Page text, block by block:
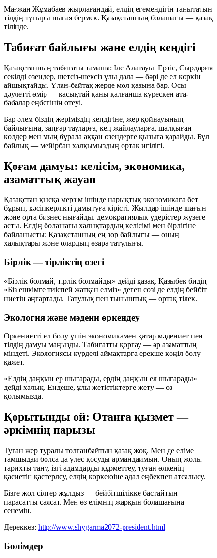
Мағжан Жұмабаев жырлағандай, елдің егемендігін танытатын
тілдің тұғыры нығая бермек. Қазақстанның болашағы — қазақ
тілінде.
Табиғат байлығы және елдің кеңдігі
Қазақстанның табиғаты тамаша: Іле Алатауы, Ертіс, Сырдария
секілді өзендер, шетсіз-шексіз ұлы дала — бәрі де ел көркін
айшықтайды. Ұлан-байтақ жерде мол қазына бар. Осы
дәулетті өмір — қасықтай қаны қалғанша күрескен ата-
бабалар еңбегінің өтеуі.
Бар әлем біздің жеріміздің кеңдігіне, жер қойнауының
байлығына, заңғар тауларға, кең жайлауларға, шалқыған
көлдер мен мың бұрала аққан өзендерге қызыға қарайды. Бұл
байлық — мейірбан халқымыздың ортақ игілігі.
Қоғам дамуы: келісім, экономика,
азаматтық жауап
Қазақстан қысқа мерзім ішінде нарықтық экономикаға бет
бұрып, кәсіпкерлікті дамытуға кірісті. Жылдар ішінде шағын
және орта бизнес нығайды, демократиялық үдерістер жүзеге
асты. Елдің болашағы халықтардың келісімі мен бірлігіне
байланысты: Қазақстанның ең зор байлығы — оның
халықтары және олардың өзара татулығы.
Бірлік — тірліктің өзегі
«Бірлік болмай, тірлік болмайды» дейді қазақ. Қазыбек бидің
«Біз ешкімге тиіспей жатқан елміз» деген сөзі де елдің бейбіт
ниетін аңғартады. Татулық пен тыныштық — ортақ тілек.
Экология және мәдени өркендеу
Өркениетті ел болу үшін экономикамен қатар мәдениет пен
тілдің дамуы маңызды. Табиғатты қорғау — әр азаматтың
міндеті. Экологиясы күрделі аймақтарға ерекше көңіл бөлу
қажет.
«Елдің даңқын ер шығарады, ердің даңқын ел шығарады»
дейді халық. Ендеше, ұлы жетістіктерге жету — өз
қолымызда.
Қорытынды ой: Отанға қызмет —
әркімнің парызы
Туған жер туралы толғанбайтын қазақ жоқ. Мен де еліме
тамшыдай болса да үлес қосуды армандаймын. Оның жолы —
тарихты тану, ізгі адамдарды құрметтеу, туған өлкенің
қасиетін қастерлеу, елдің көркеюіне адал еңбекпен атсалысу.
Бізге жол сілтер жұлдыз — бейбітшілікке бастайтын
парасатты саясат. Мен өз елімнің жарқын болашағына
сенемін.
Дереккөз: http://www.shygarma2072-president.html
Бөлімдер